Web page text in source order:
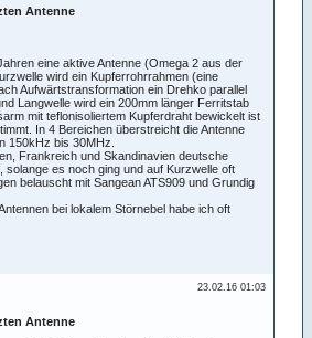
Antenne
eine aktive Antenne (Omega 2 aus der
wird ein Kupferrohrrahmen (eine
Aufwärtstransformation ein Drehko parallel
Langwelle wird ein 200mm länger Ferritstab
mit teflonisoliertem Kupferdraht bewickelt ist
In 4 Bereichen überstreicht die Antenne
150kHz bis 30MHz.
Frankreich und Skandinavien deutsche
solange es noch ging und auf Kurzwelle oft
belauscht mit Sangean ATS909 und Grundig
bei lokalem Störnebel habe ich oft
23.02.16 01:03
Antenne